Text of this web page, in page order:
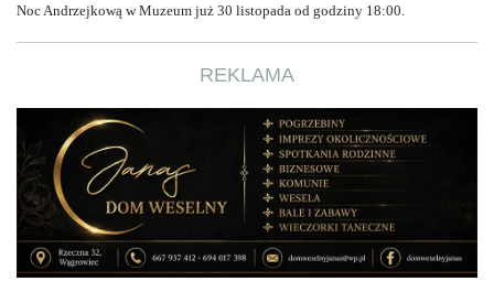
Noc Andrzejkową w Muzeum już 30 listopada od godziny 18:00.
REKLAMA